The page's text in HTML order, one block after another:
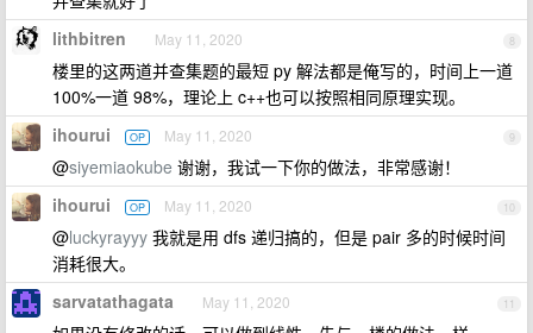
8
lithbitren May 11, 2020
楼里的这两道并查集题的最短 py 解法都是俺写的，时间上一道
100%一道 98%，理论上 c++也可以按照相同原理实现。
9
ihourui OP May 11, 2020
@siyemiaokube 谢谢，我试一下你的做法，非常感谢！
10
ihourui OP May 11, 2020
@luckyrayyy 我就是用 dfs 递归搞的，但是 pair 多的时候时间
消耗很大。
11
sarvatathagata May 11, 2020